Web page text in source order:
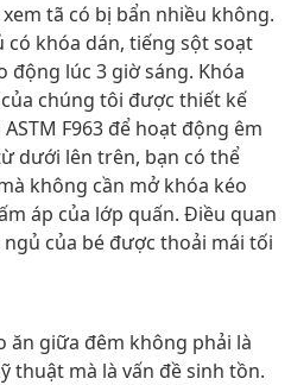
tã có bị bẩn nhiều không.
khóa dán, tiếng sột soạt
động lúc 3 giờ sáng. Khóa
chúng tôi được thiết kế
F963 để hoạt động êm
dưới lên trên, bạn có thể
không cần mở khóa kéo
áp của lớp quấn. Điều quan
của bé được thoải mái tối
ăn giữa đêm không phải là
thuật mà là vấn đề sinh tồn.